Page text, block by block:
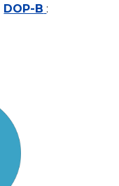
DOP-B :